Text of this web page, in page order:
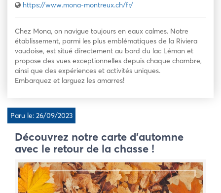
https://www.mona-montreux.ch/fr/
Chez Mona, on navigue toujours en eaux calmes. Notre
établissement, parmi les plus emblématiques de la Riviera
vaudoise, est situé directement au bord du lac Léman et
propose des vues exceptionnelles depuis chaque chambre,
ainsi que des expériences et activités uniques.
Embarquez et larguez les amarres!
Paru le: 26/09/2023
Découvrez notre carte d’automne
avec le retour de la chasse !